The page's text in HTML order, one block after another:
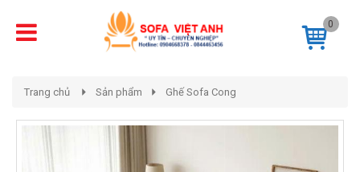
0
Trang chủ Sản phẩm Ghế Sofa Cong